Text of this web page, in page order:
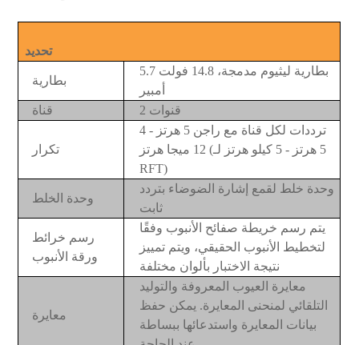
تحديد
بطارية
بطارية ليثيوم مدمجة، 14.8 فولت 5.7
أمبير
قناة
2 قنوات
تكرار
4 ترددات لكل قناة مع راجن 5 هرتز -
12 ميجا هرتز (5 هرتز - 5 كيلو هرتز لـ
RFT)
وحدة الخلط
وحدة خلط لقمع إشارة الضوضاء بتردد
ثابت
رسم خرائط
ورقة الأنبوب
يتم رسم خريطة صفائح الأنبوب وفقًا
لتخطيط الأنبوب الحقيقي، ويتم تمييز
نتيجة الاختبار بألوان مختلفة
معايرة
معايرة العيوب المعروفة والتوليد
التلقائي لمنحنى المعايرة. يمكن حفظ
بيانات المعايرة واستدعائها ببساطة